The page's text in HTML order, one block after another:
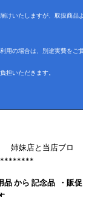
いたしますが、取扱商品よ
用の場合は、別途実費をご負
担いただきます。
店と当店ブロ
品 から 記念品 ・販促